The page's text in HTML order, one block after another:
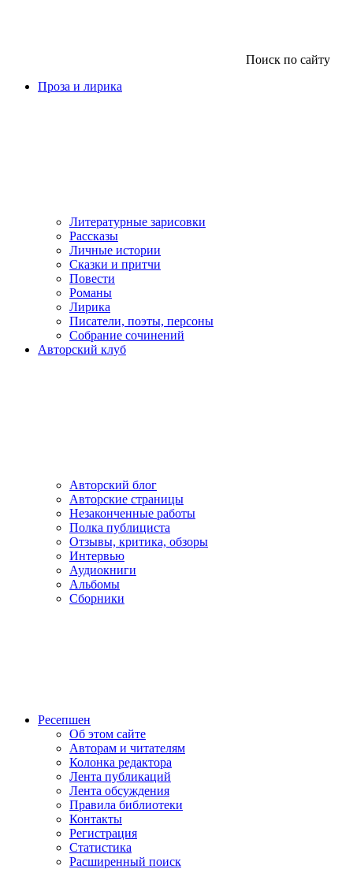
Поиск по сайту
Проза и лирика
Литературные зарисовки
Рассказы
Личные истории
Сказки и притчи
Повести
Романы
Лирика
Писатели, поэты, персоны
Собрание сочинений
Авторский клуб
Авторский блог
Авторские страницы
Незаконченные работы
Полка публициста
Отзывы, критика, обзоры
Интервью
Аудиокниги
Альбомы
Сборники
Ресепшен
Об этом сайте
Авторам и читателям
Колонка редактора
Лента публикаций
Лента обсуждения
Правила библиотеки
Контакты
Регистрация
Статистика
Расширенный поиск